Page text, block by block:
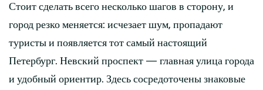
Стоит сделать всего несколько шагов в сторону, и
город резко меняется: исчезает шум, пропадают
туристы и появляется тот самый настоящий
Петербург. Невский проспект — главная улица города
и удобный ориентир. Здесь сосредоточены знаковые